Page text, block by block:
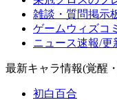
雑談・質問掲示
ゲームウィズコ
ニュース速報/更
最新キャラ情報(覚醒
初白百合